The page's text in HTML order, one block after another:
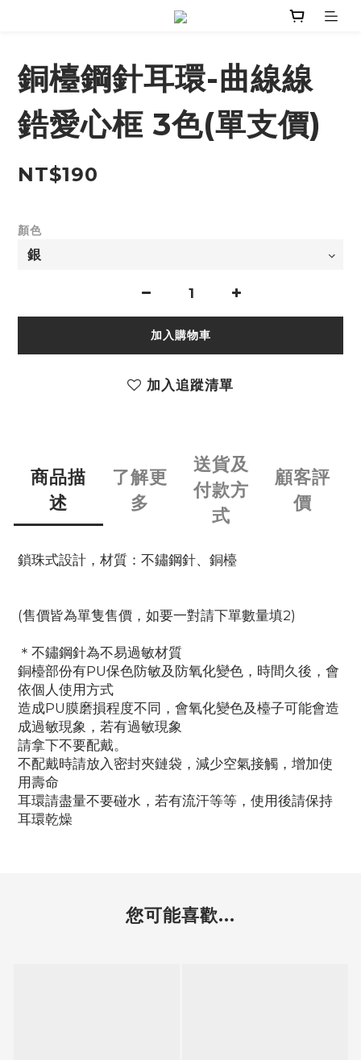
銅檯鋼針耳環-曲線線
鋯愛心框 3色(單支價)
NT$190
顏色
加入購物車
加入追蹤清單
商品描
述
了解更
多
送貨及
付款方
式
顧客評
價
鎖珠式設計，材質：不鏽鋼針、銅檯
(售價皆為單隻售價，如要一對請下單數量填2)
＊不鏽鋼針為不易過敏材質
銅檯部份有PU保色防敏及防氧化變色，時間久後，會
依個人使用方式
造成PU膜磨損程度不同，會氧化變色及檯子可能會造
成過敏現象，若有過敏現象
請拿下不要配戴。
不配戴時請放入密封夾鏈袋，減少空氣接觸，增加使
用壽命
耳環請盡量不要碰水，若有流汗等等，使用後請保持
耳環乾燥
您可能喜歡...